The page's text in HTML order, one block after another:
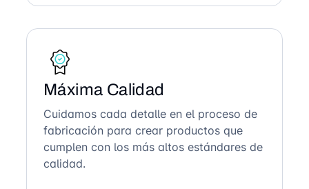
Máxima Calidad
Cuidamos cada detalle en el proceso de
fabricación para crear productos que
cumplen con los más altos estándares de
calidad.